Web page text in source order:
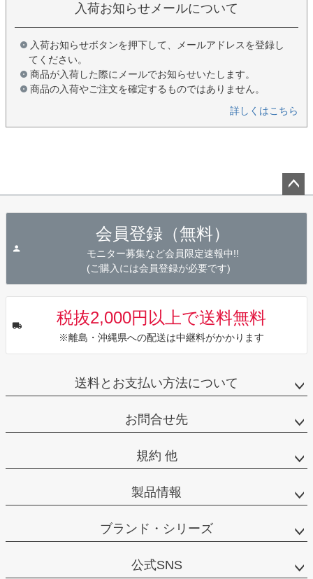
入荷お知らせメールについて
入荷お知らせボタンを押下して、メールアドレスを登録し
てください。
商品が入荷した際にメールでお知らせいたします。
商品の入荷やご注文を確定するものではありません。
詳しくはこちら
会員登録（無料）
モニター募集など会員限定速報中!!
(ご購入には会員登録が必要です)
税抜2,000円以上で送料無料
※離島・沖縄県への配送は中継料がかかります
送料とお支払い方法について
お問合せ先
規約 他
製品情報
ブランド・シリーズ
公式SNS